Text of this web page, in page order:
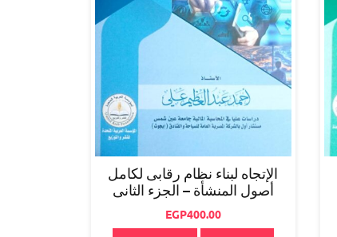
الإتجاه لبناء نظام رقابى لكامل
أصول المنشأة – الجزء الثانى
EGP400.00